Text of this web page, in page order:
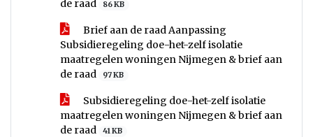
de raad
86 KB
Brief aan de raad Aanpassing
Subsidieregeling doe-het-zelf isolatie
maatregelen woningen Nijmegen & brief aan
de raad
97 KB
Subsidieregeling doe-het-zelf isolatie
maatregelen woningen Nijmegen & brief aan
de raad
41 KB